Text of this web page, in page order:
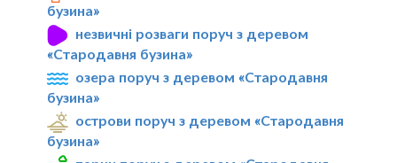
бузина»
незвичні розваги поруч з деревом
«Стародавня бузина»
озера поруч з деревом «Стародавня
бузина»
острови поруч з деревом «Стародавня
бузина»